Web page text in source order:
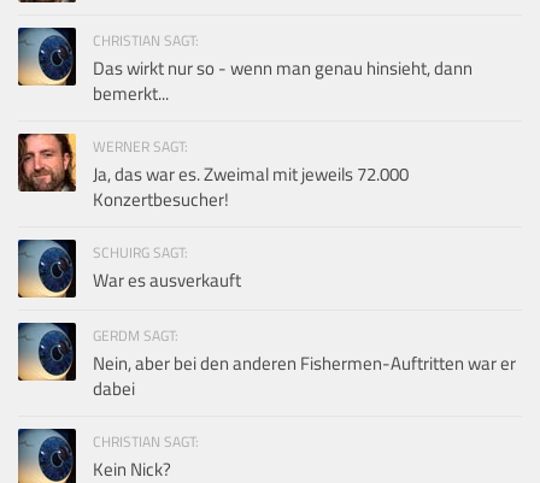
CHRISTIAN SAGT:
Das wirkt nur so - wenn man genau hinsieht, dann
bemerkt...
WERNER SAGT:
Ja, das war es. Zweimal mit jeweils 72.000
Konzertbesucher!
SCHUIRG SAGT:
War es ausverkauft
GERDM SAGT:
Nein, aber bei den anderen Fishermen-Auftritten war er
dabei
CHRISTIAN SAGT:
Kein Nick?